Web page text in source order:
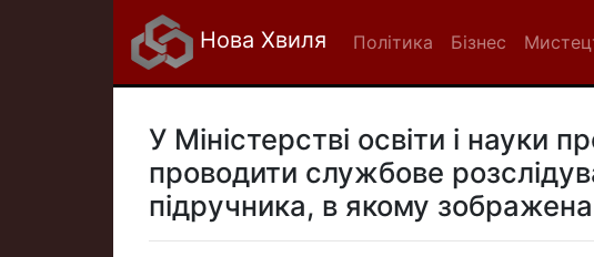
Нова Хвиля Політика Бізнес
У Міністерстві освіти і науки
проводити службове
підручника, в якому